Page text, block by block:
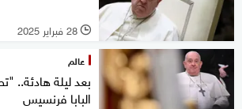
l 28 فبراير 2025
عالم
بعد ليلة
البابا فرنسيس